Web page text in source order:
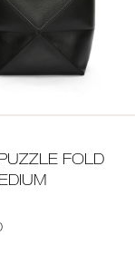
FOLD